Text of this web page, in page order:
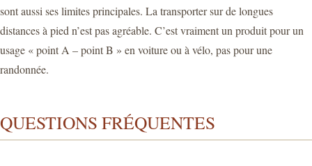
sont aussi ses limites principales. La transporter sur de longues
distances à pied n’est pas agréable. C’est vraiment un produit pour un
usage « point A – point B » en voiture ou à vélo, pas pour une
randonnée.
QUESTIONS FRÉQUENTES